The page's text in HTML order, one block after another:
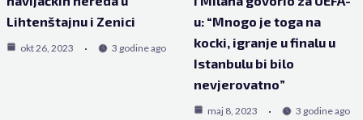
Lihtenštajnu i Zenici
okt 26, 2023 3 godine ago
u: “Mnogo je toga na
kocki, igranje u finalu u
Istanbulu bi bilo
nevjerovatno”
maj 8, 2023 3 godine ago